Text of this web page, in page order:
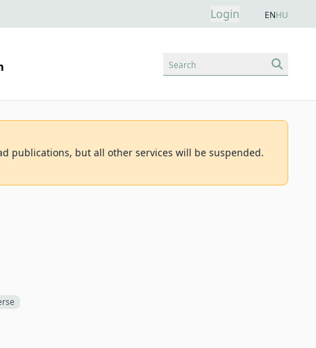
Login ENHU
Search
publications, but all other services will be suspended.